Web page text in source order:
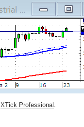
XTick Professional .